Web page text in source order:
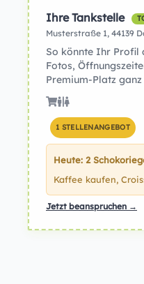
Ihre Tankstelle
Musterstraße 1, 44139
So könnte Ihr Profil
Fotos,
Premium-Platz
1 STELLENANGEBOT
Heute: 2
Kaffee kaufen,
Jetzt beanspruchen →